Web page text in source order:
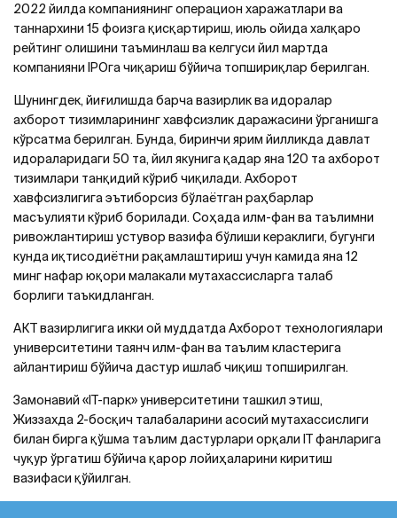
2022 йилда компаниянинг операцион харажатлари ва
таннархини 15 фоизга қисқартириш, июль ойида халқаро
рейтинг олишини таъминлаш ва келгуси йил мартда
компанияни IPOга чиқариш бўйича топшириқлар берилган.
Шунингдек, йиғилишда барча вазирлик ва идоралар
ахборот тизимларининг хавфсизлик даражасини ўрганишга
кўрсатма берилган. Бунда, биринчи ярим йилликда давлат
идораларидаги 50 та, йил якунига қадар яна 120 та ахборот
тизимлари танқидий кўриб чиқилади. Ахборот
хавфсизлигига эътиборсиз бўлаётган раҳбарлар
масъулияти кўриб борилади. Соҳада илм-фан ва таълимни
ривожлантириш устувор вазифа бўлиши кераклиги, бугунги
кунда иқтисодиётни рақамлаштириш учун камида яна 12
минг нафар юқори малакали мутахассисларга талаб
борлиги таъкидланган.
АКТ вазирлигига икки ой муддатда Ахборот технологиялари
университетини таянч илм-фан ва таълим кластерига
айлантириш бўйича дастур ишлаб чиқиш топширилган.
Замонавий «IT-парк» университетини ташкил этиш,
Жиззахда 2-босқич талабаларини асосий мутахассислиги
билан бирга қўшма таълим дастурлари орқали IT фанларига
чуқур ўргатиш бўйича қарор лойиҳаларини киритиш
вазифаси қўйилган.